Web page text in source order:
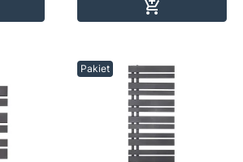

Pakiet